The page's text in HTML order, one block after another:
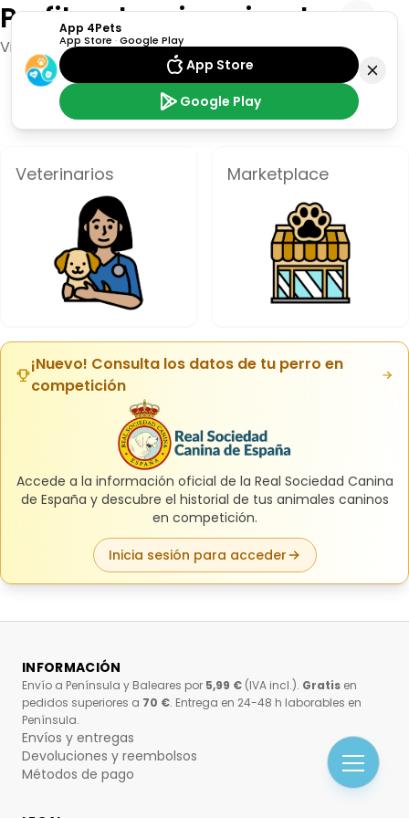
Perfiles de mis animales
0
Visualiza todos tus animales y su información
Veterinarios Marketplace
¡Nuevo! Consulta los datos de tu perro en
competición
Accede a la información oficial de la Real Sociedad Canina
de España y descubre el historial de tus animales caninos
en competición.
Inicia sesión para acceder
INFORMACIÓN
Envío a Península y Baleares por 5,99 € (IVA incl.). Gratis en
pedidos superiores a 70 €. Entrega en 24-48 h laborables en
Península.
Envíos y entregas
Devoluciones y reembolsos
Métodos de pago
App 4Pets
App Store ·Google Play
App Store
Google Play